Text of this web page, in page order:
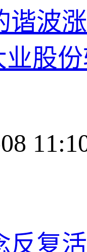
谐波
业股
反复